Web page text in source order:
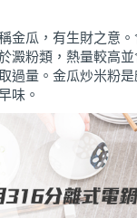
金瓜，有生財之意
澱粉類，熱量較高
過量。金瓜炒米粉
味。